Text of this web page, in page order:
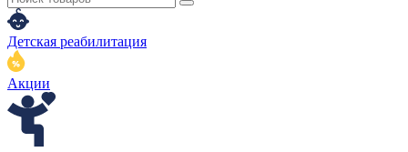
Детская реабилитация
Акции